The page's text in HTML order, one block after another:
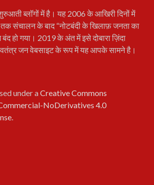
ब्लॉगों में है। यह 2006 के आखिरी दिनों में
संचालन के बाद “नोटबंदी के खिलाफ़ जनता का
बंद हो गया। 2019 के अंत में इसे दोबारा ज़िंदा
जन वेबसाइट के रूप में यह आपके सामने है।
under aCreative Commons
NoDerivatives 4.0